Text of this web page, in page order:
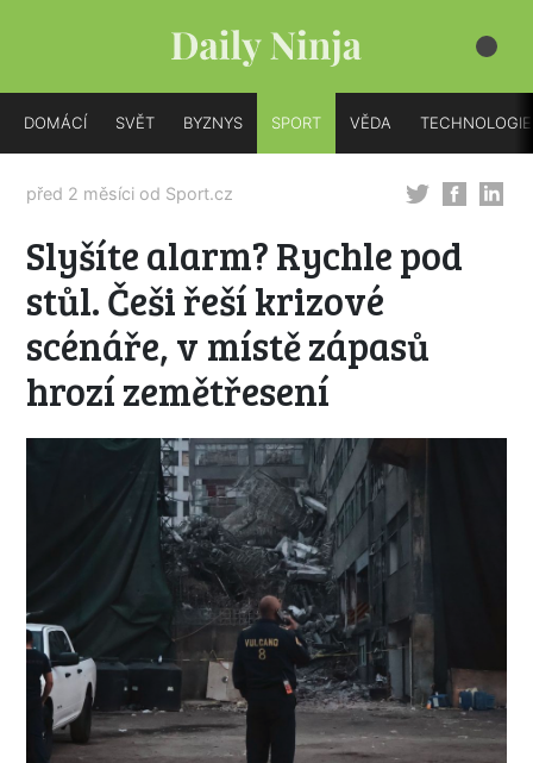
DOMÁCÍ SVĚT BYZNYS SPORT VĚDA TECHNOLOGIE
před 2 měsíci od Sport.cz
Slyšíte alarm? Rychle pod
stůl. Češi řeší krizové
scénáře, v místě zápasů
hrozí zemětřesení